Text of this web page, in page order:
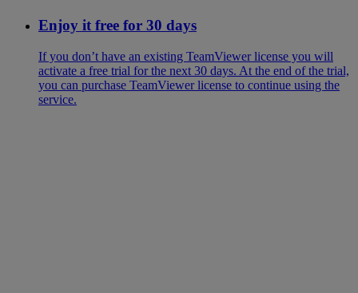
Enjoy it free for 30 days
If you don’t have an existing TeamViewer license you will
activate a free trial for the next 30 days. At the end of the trial,
you can purchase TeamViewer license to continue using the
service.